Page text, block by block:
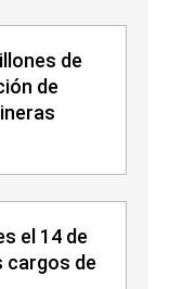
de
de
el 14 de
cargos de